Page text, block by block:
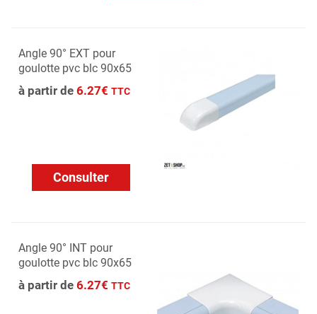
Angle 90° EXT pour
goulotte pvc blc 90x65
à partir de 6.27€ TTC
Consulter
Angle 90° INT pour
goulotte pvc blc 90x65
à partir de 6.27€ TTC